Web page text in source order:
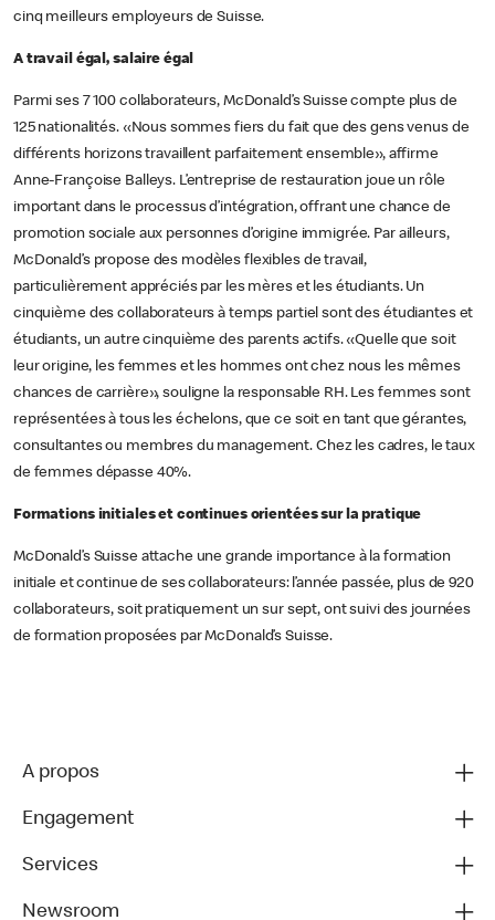
cinq meilleurs employeurs de Suisse.
A travail égal, salaire égal
Parmi ses 7 100 collaborateurs, McDonald’s Suisse compte plus de
125 nationalités. «Nous sommes fiers du fait que des gens venus de
différents horizons travaillent parfaitement ensemble», affirme
Anne-Françoise Balleys. L’entreprise de restauration joue un rôle
important dans le processus d’intégration, offrant une chance de
promotion sociale aux personnes d’origine immigrée. Par ailleurs,
McDonald’s propose des modèles flexibles de travail,
particulièrement appréciés par les mères et les étudiants. Un
cinquième des collaborateurs à temps partiel sont des étudiantes et
étudiants, un autre cinquième des parents actifs. «Quelle que soit
leur origine, les femmes et les hommes ont chez nous les mêmes
chances de carrière», souligne la responsable RH. Les femmes sont
représentées à tous les échelons, que ce soit en tant que gérantes,
consultantes ou membres du management. Chez les cadres, le taux
de femmes dépasse 40%.
Formations initiales et continues orientées sur la pratique
McDonald’s Suisse attache une grande importance à la formation
initiale et continue de ses collaborateurs: l’année passée, plus de 920
collaborateurs, soit pratiquement un sur sept, ont suivi des journées
de formation proposées par McDonald’s Suisse.
A propos
Engagement
Services
Newsroom